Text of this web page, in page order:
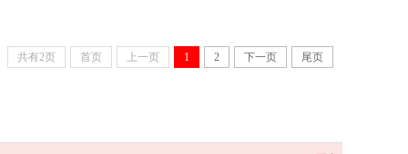
共有2页 首页 上一页 1 2 下一页 尾页